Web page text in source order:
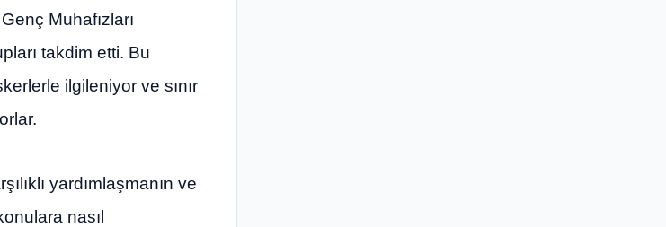
Muhafızları
takdim etti. Bu
ilgileniyor ve sınır
yardımlaşmanın ve
nasıl